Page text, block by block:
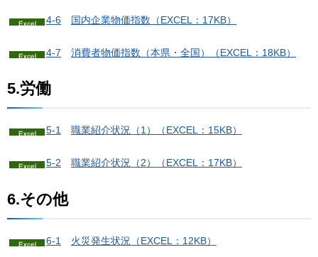
4-6 国内企業物価指数（EXCEL：17KB）
4-7 消費者物価指数（本県・全国）（EXCEL：18KB）
5.労働
5-1 職業紹介状況（1） （EXCEL：15KB）
5-2 職業紹介状況（2） （EXCEL：17KB）
6.その他
6-1 火災発生状況（EXCEL：12KB）